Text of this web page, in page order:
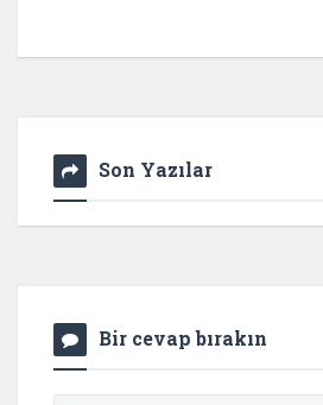
Son Yazılar
Bir cevap bırakın